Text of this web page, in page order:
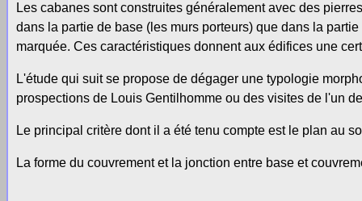
Les cabanes sont construites généralement avec des
dans la partie de base (les murs porteurs) que dans la
marquée. Ces caractéristiques donnent aux édifices une
L'étude qui suit se propose de dégager une typologie
prospections de Louis Gentilhomme ou des visites de l'un
Le principal critère dont il a été tenu compte est le plan au
La forme du couvrement et la jonction entre base et